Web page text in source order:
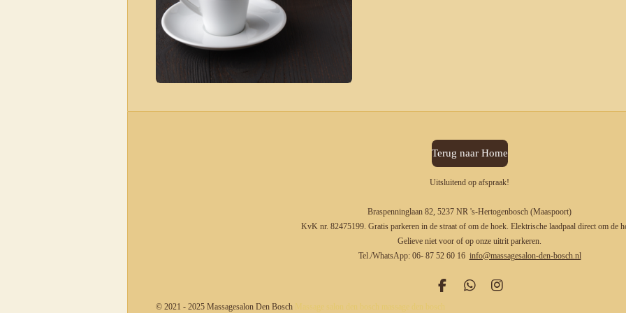
Terug naar Home
Uitsluitend op afspraak!
Braspenninglaan 82, 5237 NR 's-Hertogenbosch (Maaspoort)
KvK nr. 82475199. Gratis parkeren in de straat of om de hoek. Elektrische laadpaal direct om de
Gelieve niet voor of op onze uitrit parkeren.
Tel./WhatsApp: 06- 87 52 60 16 info@massagesalon-den-bosch.nl
F
a
W
I
© 2021 - 2025 Massagesalon Den Bosch Massage salon den bosch massage den bosch